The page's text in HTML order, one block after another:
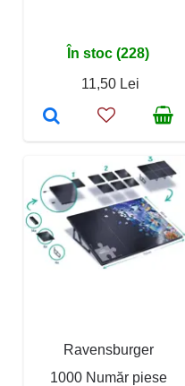
În stoc (228)
11,50 Lei
Ravensburger
1000 Număr piese